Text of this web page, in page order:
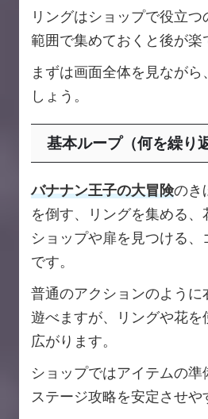
リングはショップで役立
範囲で集めておくと後が楽
まずは画面全体を見ながら
しょう。
基本ループ（何を繰り
バナナン王子の大冒険のき
を倒す、リングを集める、
ショップや扉を見つける
です。
普通のアクションのように
遊べますが、リングや花を
広がります。
ショップではアイテムの準
ステージ攻略を安定させや